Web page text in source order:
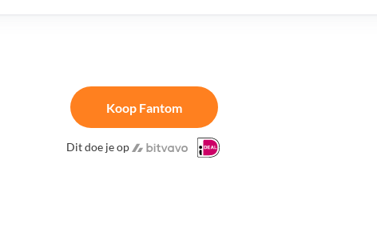
Koop Fantom
Dit doe je op